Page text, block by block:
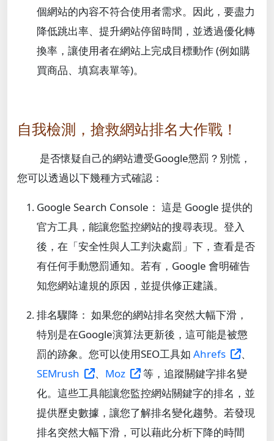
個網站的內容不符合使用者需求。因此，要盡力
降低跳出率、提升網站停留時間，並透過優化轉
換率，讓使用者在網站上完成目標動作 (例如購
買商品、填寫表單等)。
自我檢測，搶救網站排名大作戰！
是否懷疑自己的網站遭受Google懲罰？別慌，
您可以透過以下幾種方式確認：
Google Search Console ： 這是 Google 提供的
官方工具，能讓您監控網站的搜尋表現。登入
後，在「安全性與人工判決處罰」下，查看是否
有任何手動懲罰通知。若有，Google 會明確告
知您網站違規的原因，並提供修正建議。
排名驟降 ： 如果您的網站排名突然大幅下滑，
特別是在Google演算法更新後，這可能是被懲
罰的跡象。您可以使用SEO工具如 Ahrefs
、
SEMrush
、 Moz
等，追蹤關鍵字排名變
化。這些工具能讓您監控網站關鍵字的排名，並
提供歷史數據，讓您了解排名變化趨勢。若發現
排名突然大幅下滑，可以藉此分析下降的時間